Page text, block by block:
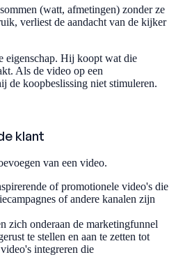
(watt, afmetingen) zonder ze
verliest de aandacht van de kijker
eigenschap. Hij koopt wat die
Als de video op een
de koopbeslissing niet stimuleren.
klant
van een video.
of promotionele video's die
of andere kanalen zijn
zich onderaan de marketingfunnel
te stellen en aan te zetten tot
integreren die